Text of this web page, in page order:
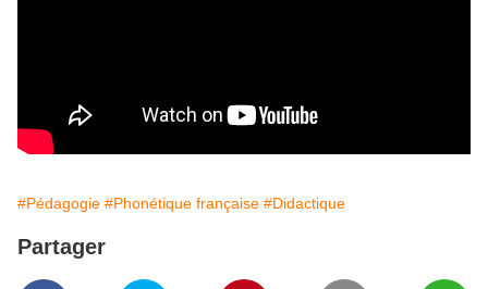
#Pédagogie #Phonétique française #Didactique
Partager